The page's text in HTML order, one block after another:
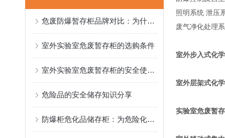
危废防爆暂存柜品牌对比：为什么无锡昱邦安成为口碑推荐之选
室外实验室危废暂存柜的选购条件
室外实验室危废暂存柜的安全使用要求涵盖多方面
危险品的安全储存知识分享
防爆柜危化品储存柜：为危险化学品储存提供安全保障
照明系统 泄压
废气净化处理
室外步入式化
室外层架式化
实验室危废暂